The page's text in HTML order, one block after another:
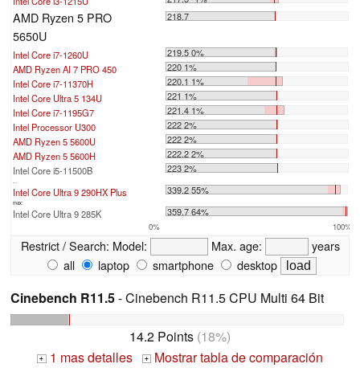
AMD Ryzen 5 PRO
5650U
218.7
Intel Core i7-1260U
219.5 0%
AMD Ryzen AI 7 PRO 450
220 1%
Intel Core i7-11370H
220.1 1%
Intel Core Ultra 5 134U
221 1%
Intel Core i7-1195G7
221.4 1%
Intel Processor U300
222 2%
AMD Ryzen 5 5600U
222 2%
AMD Ryzen 5 5600H
222.2 2%
Intel Core i5-11500B
223 2%
Intel Core Ultra 9 290HX Plus 339.2 55%
max:
Intel Core Ultra 9 285K 359.7 64%
0% 100%
Restrict / Search: Model: Max. age:
years
all
laptop smartphone desktop
Cinebench R11.5- Cinebench R11.5 CPU Multi 64 Bit
14.2 Points (18%)
+ 1 mas detalles +
Mostrar tabla de comparación